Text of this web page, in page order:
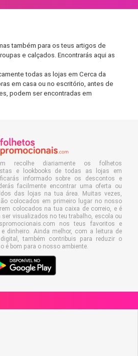
também para os teus artigos de
e calçados. Encontrarás aqui as
todas as lojas em Cerca da
em casa ou no escritório, antes de
podem ser encontradas em
recolhe diariamente os folhetos
e lookbooks de todas as lojas em
informado sobre os descontos e
facilmente encontrar uma oferta ou
das lojas na tua área. Muitas vezes,
colocados em primeiro lugar no nosso
colocados na tua caixa de correio, e é
visualizados no teu trabalho, escola ou
nos teus favoritos e
dinheiro. Ainda melhor, com a leitura de
também contribuis para reduzir o
é bom para o nosso ambiente.